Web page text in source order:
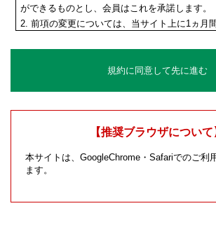
ができるものとし、会員はこれを承諾します。
2. 前項の変更については、当サイト上に1ヵ月
1. 本規約の変更のケース以外に当社が必要と判
なお会員登録は無料です。
※ログインには、会員登録時に入力したメール
規約に同意して先に進む
【推奨ブラウザについて
本サイトは、GoogleChrome・Safariでのご利
ます。